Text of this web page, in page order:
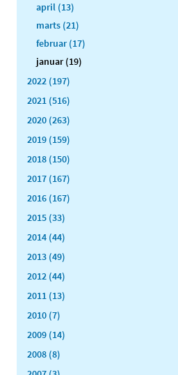
april (13)
marts (21)
februar (17)
januar (19)
2022 (197)
2021 (516)
2020 (263)
2019 (159)
2018 (150)
2017 (167)
2016 (167)
2015 (33)
2014 (44)
2013 (49)
2012 (44)
2011 (13)
2010 (7)
2009 (14)
2008 (8)